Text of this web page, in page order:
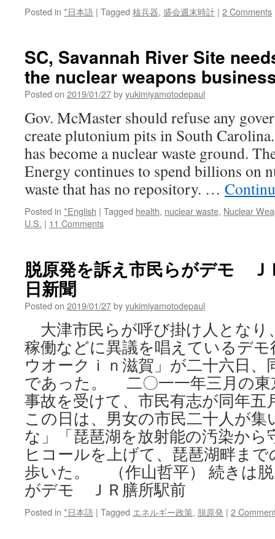
Posted in *日本語 | Tagged 核兵器, 盛会週末時計 | 2 Comments
SC, Savannah River Site
the nuclear weapons
Posted on 2019/01/27byyukimiyamotodepaul
Gov. McMaster should refuse any
create plutonium pits in South
has become a nuclear waste ground.
Energy continues to spend billions on
waste that has no repository. …
Posted in *English | Tagged health, nuclear waste, Nuclear
U.S. | 11 Comments
脱原発を訴え市民らがデモ Ｊ
日新聞
Posted on 2019/01/27byyukimiyamotodepaul
大津市民らが呼び掛け人となり
稼働などに異議を唱えているデ
ウオークｉｎ滋賀」が二十六日、
であった。 二〇一一年三月の東
事故を受けて、市民有志が同年五
この日は、男女の市民二十人が集
な」「琵琶湖を放射能の汚染か
ヒコールを上げて、琵琶湖畔ま
歩いた。 （作山哲平） 続きは
がデモ ＪＲ膳所駅前
Posted in *日本語 | Tagged エネルギー政策, 脱原発 | 2